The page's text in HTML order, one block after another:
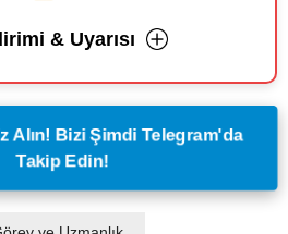
& Uyarısı
Alın! Bizi Şimdi Telegram'da
Takip Edin!